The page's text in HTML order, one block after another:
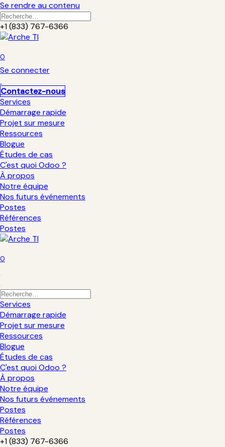
Se rendre au contenu
+1 (833) 767-6366
0
Se connecter
Contactez-nous
Services
Démarrage rapide
Projet sur mesure
Ressources
Blogue
Études de cas
C'est quoi Odoo ?
À propos
Notre équipe
Nos futurs événements
Postes
Références
Postes
0
Services
Démarrage rapide
Projet sur mesure
Ressources
Blogue
Études de cas
C'est quoi Odoo ?
À propos
Notre équipe
Nos futurs événements
Postes
Références
Postes
+1 (833) 767-6366